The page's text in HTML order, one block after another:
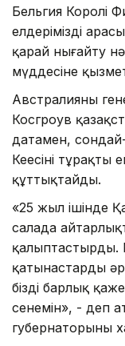
Бельгия Королі
елдеріміздің
қарай нығайту
мүддесіне қызмет
Австралияның
Косгроув
датамен, сондай-
Кеңесінің
құттықтайды.
«25 жыл ішінде
салада
қалыптастырды.
қатынастарды
біздің барлық
сенемін», - деп
губернаторының